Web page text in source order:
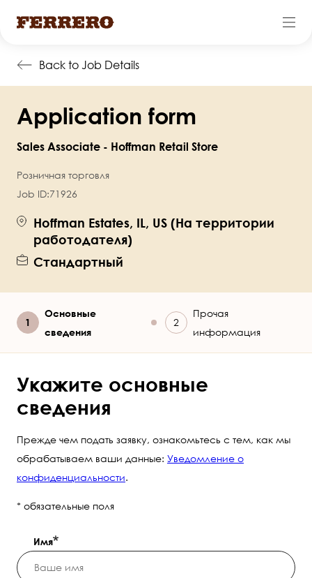
содержанию
Back to Job Details
Application form
Sales Associate - Hoffman Retail Store
Розничная торговля
Job ID:71926
Hoffman Estates, IL, US (На территории
работодателя)
Стандартный
Текущий
Основные
сведения
Прочая
информация
Укажите основные
сведения
Прежде чем подать заявку, ознакомьтесь с тем, как мы
обрабатываем ваши данные: Уведомление о
конфиденциальности.
* обязательные поля
Имя